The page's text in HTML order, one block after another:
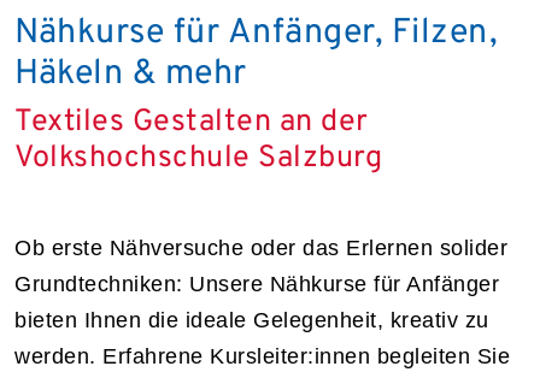
Nähkurse für Anfänger, Filzen,
Häkeln & mehr
Textiles Gestalten an der
Volkshochschule Salzburg
Ob erste Nähversuche oder das Erlernen solider
Grundtechniken: Unsere Nähkurse für Anfänger
bieten Ihnen die ideale Gelegenheit, kreativ zu
werden. Erfahrene Kursleiter:innen begleiten Sie